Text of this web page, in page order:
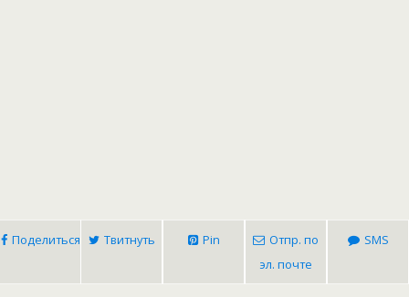
Поделиться Твитнуть Pin
Отпр. по
эл. почте
SMS